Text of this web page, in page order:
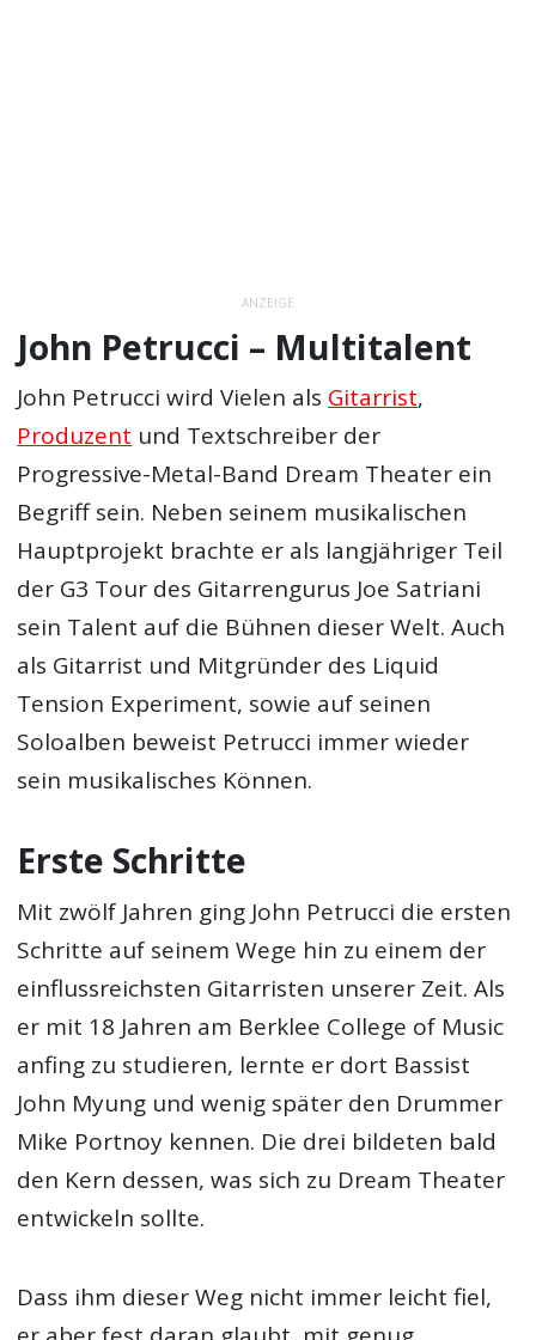
ANZEIGE
John Petrucci – Multitalent
John Petrucci wird Vielen als Gitarrist,
Produzent und Textschreiber der
Progressive-Metal-Band Dream Theater ein
Begriff sein. Neben seinem musikalischen
Hauptprojekt brachte er als langjähriger Teil
der G3 Tour des Gitarrengurus Joe Satriani
sein Talent auf die Bühnen dieser Welt. Auch
als Gitarrist und Mitgründer des Liquid
Tension Experiment, sowie auf seinen
Soloalben beweist Petrucci immer wieder
sein musikalisches Können.
Erste Schritte
Mit zwölf Jahren ging John Petrucci die ersten
Schritte auf seinem Wege hin zu einem der
einflussreichsten Gitarristen unserer Zeit. Als
er mit 18 Jahren am Berklee College of Music
anfing zu studieren, lernte er dort Bassist
John Myung und wenig später den Drummer
Mike Portnoy kennen. Die drei bildeten bald
den Kern dessen, was sich zu Dream Theater
entwickeln sollte.
Dass ihm dieser Weg nicht immer leicht fiel,